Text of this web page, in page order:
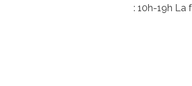
: 10h-19h La